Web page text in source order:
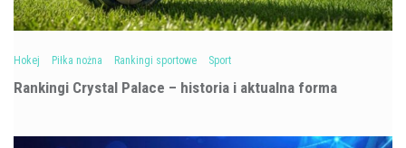
Hokej Piłka nożna Rankingi sportowe Sport
Rankingi Crystal Palace – historia i aktualna forma